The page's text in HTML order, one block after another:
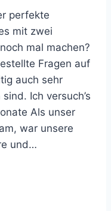
perfekte
mit zwei
mal machen?
Fragen auf
auch sehr
Ich versuch’s
Als unser
war unsere
und…